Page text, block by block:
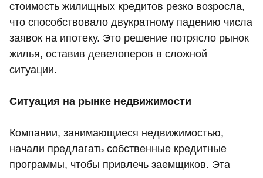
стоимость жилищных кредитов резко возросла,
что способствовало двукратному падению числа
заявок на ипотеку. Это решение потрясло рынок
жилья, оставив девелоперов в сложной
ситуации.
Ситуация на рынке недвижимости
Компании, занимающиеся недвижимостью,
начали предлагать собственные кредитные
программы, чтобы привлечь заемщиков. Эта